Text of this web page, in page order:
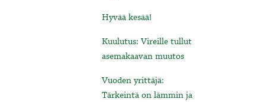
Hyvää kesää!
Kuulutus: Vireille tullut
asemakaavan muutos
Vuoden yrittäjä:
Tärkeintä on lämmin ja